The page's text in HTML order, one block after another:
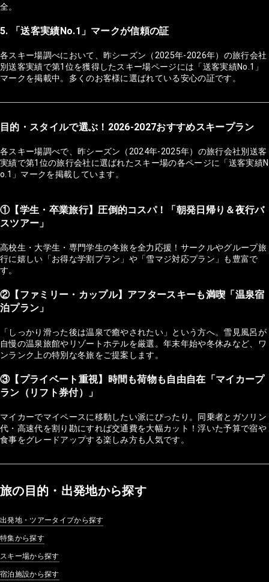
全。
5. 「送客実績No.1」マークが信頼の証
各スキー場調べにおいて、昨シーズン（2025年-2026年）の旅行会社
別送客実績で第1位を獲得したスキー場ページには「送客実績No.1」
マークを掲載中。多くのお客様に選ばれている安心の証です。
目的・スタイルで選ぶ！2026-2027おすすめスキープラン
各スキー場調べで、昨シーズン（2024年-2025年）の旅行会社別送客
実績で第1位の旅行会社に選ばれたスキー場の各ページに「送客実績N
o.1」マークを掲載しています。
①【学生・卒業旅行】圧倒的コスパ！「朝発日帰り＆夜行バ
スツアー」
高校生・大学生・専門学生の冬旅を全力応援！サークルやグループ旅
行に嬉しい「お得な学割プラン」や「雪マジ対応プラン」も豊富で
す。
②【ファミリー・カップル】アフタースキーも満喫「温泉宿
泊プラン」
「しっかり滑った後は温泉で癒やされたい」という方へ。雪見風呂が
自慢の温泉旅館やリゾートホテルを厳選。年末年始や冬休みなど、ワ
ンランク上の特別な冬旅をご提案します。
③【プライベート重視】時間も荷物も自由自在「マイカープ
ラン（リフト券付）」
マイカーでマイペースに移動したい派にぴったり。同乗者とガソリン
代・高速代を割り勘にすれば交通費を大幅カット！浮いた予算で宿や
食事をグレードアップする楽しみ方も人気です。
旅の目的・出発地から探す
出発地・ツアータイプから探す
特集から探す
スキー場から探す
宿泊施設から探す